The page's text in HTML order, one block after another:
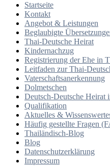
Startseite
Kontakt
Angebot & Leistungen
Beglaubigte
Thai-Deutsche Heirat
Kindernachzug
Registrierung der Ehe in
Leitfaden zur Thai-
Vaterschaftsanerkennung
Dolmetschen
Deutsch-Deutsche Heirat
Qualifikation
Aktuelles &
Häufig gestellte Fragen
Thailändisch-Blog
Blog
Datenschutzerklärung
Impressum